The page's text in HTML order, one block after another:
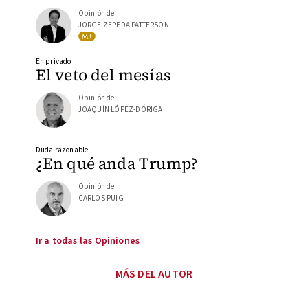
Opinión de
JORGE ZEPEDA PATTERSON
El veto del mesías
En privado
Opinión de
JOAQUÍN LÓPEZ-DÓRIGA
¿En qué anda Trump?
Duda razonable
Opinión de
CARLOS PUIG
Ir a todas las Opiniones
MÁS DEL AUTOR